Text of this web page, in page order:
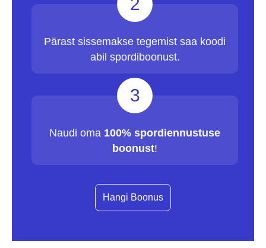
Pärast sissemakse tegemist saa koodi
abil spordiboonust.
3
Naudi oma 100% spordiennustuse
boonust!
Hangi Boonus